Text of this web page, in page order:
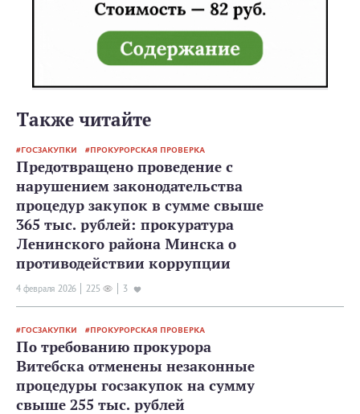
Также читайте
ГОСЗАКУПКИ ПРОКУРОРСКАЯ ПРОВЕРКА
Предотвращено проведение с
нарушением законодательства
процедур закупок в сумме свыше
365 тыс. рублей: прокуратура
Ленинского района Минска о
противодействии коррупции
4 февраля 2026 225 3
ГОСЗАКУПКИ ПРОКУРОРСКАЯ ПРОВЕРКА
По требованию прокурора
Витебска отменены незаконные
процедуры госзакупок на сумму
свыше 255 тыс. рублей